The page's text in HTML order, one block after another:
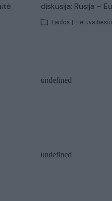
diskusija: Rusija –
Laidos | Lietuva